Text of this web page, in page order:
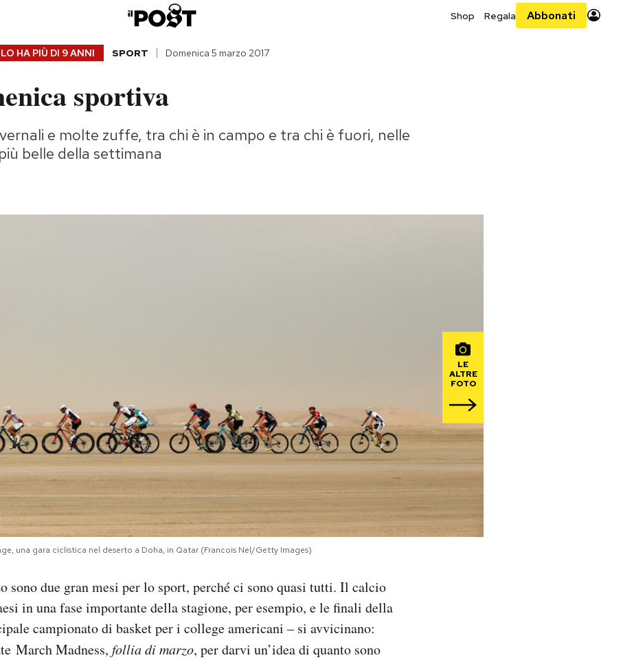
Shop Regala Abbonati
HA PIÙ DI 9 ANNI SPORT Domenica 5 marzo 2017
sportiva
e molte zuffe, tra chi è in campo e tra chi è fuori, nelle
belle della settimana
LE
ALTRE
FOTO
una gara ciclistica nel deserto a Doha, in Qatar (Francois Nel/Getty Images)
sono due gran mesi per lo sport, perché ci sono quasi tutti. Il calcio
in una fase importante della stagione, per esempio, e le finali della
campionato di basket per i college americani – si avvicinano:
March Madness, follia di marzo, per darvi un’idea di quanto sono